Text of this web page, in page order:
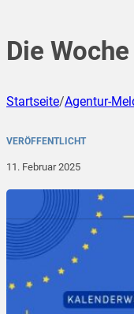
Die
Startseite/Agentur-
VERÖFFENTLICHT
11. Februar 2025